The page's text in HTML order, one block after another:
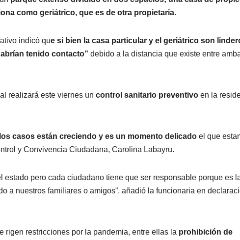
como geriátrico, que es de otra propietaria.
indicó que si bien la casa particular y el geriátrico son
tenido contacto” debido a la distancia que existe entre
realizará este viernes un control sanitario preventivo en la
los casos están creciendo y es un momento delicado el que
y Convivencia Ciudadana, Carolina Labayru.
estado pero cada ciudadano tiene que ser responsable porque es
a nuestros familiares o amigos”, añadió la funcionaria en
rigen restricciones por la pandemia, entre ellas la prohibición de